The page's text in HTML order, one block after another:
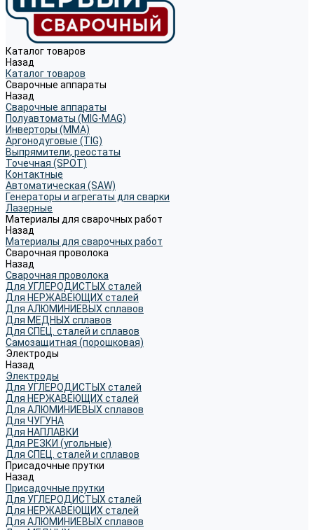
Каталог товаров
Назад
Каталог товаров
Сварочные аппараты
Назад
Сварочные аппараты
Полуавтоматы (MIG-MAG)
Инверторы (MMA)
Аргонодуговые (TIG)
Выпрямители, реостаты
Точечная (SPOT)
Контактные
Автоматическая (SAW)
Генераторы и агрегаты для сварки
Лазерные
Материалы для сварочных работ
Назад
Материалы для сварочных работ
Сварочная проволока
Назад
Сварочная проволока
Для УГЛЕРОДИСТЫХ сталей
Для НЕРЖАВЕЮЩИХ сталей
Для АЛЮМИНИЕВЫХ сплавов
Для МЕДНЫХ сплавов
Для СПЕЦ. сталей и сплавов
Самозащитная (порошковая)
Электроды
Назад
Электроды
Для УГЛЕРОДИСТЫХ сталей
Для НЕРЖАВЕЮЩИХ сталей
Для АЛЮМИНИЕВЫХ сплавов
Для ЧУГУНА
Для НАПЛАВКИ
Для РЕЗКИ (угольные)
Для СПЕЦ. сталей и сплавов
Присадочные прутки
Назад
Присадочные прутки
Для УГЛЕРОДИСТЫХ сталей
Для НЕРЖАВЕЮЩИХ сталей
Для АЛЮМИНИЕВЫХ сплавов